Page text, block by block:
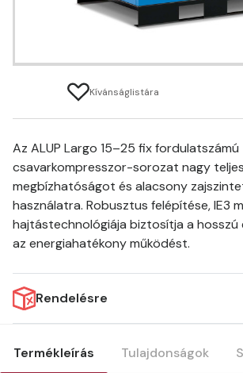
Kívánságlistára
Az ALUP Largo 15–25 fix fordulatszámú
csavarkompresszor-sorozat nagy
megbízhatóságot és alacsony
használatra. Robusztus felépítése, IE3
hajtástechnológiája biztosítja a
az energiahatékony működést.
Rendelésre
Termékleírás Tulajdonságok